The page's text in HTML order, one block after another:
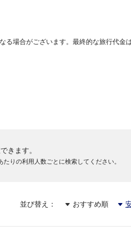
場合がございます。最終的な旅行代金
きます。
りの利用人数ごとに検索してください。
並び替え： おすすめ順